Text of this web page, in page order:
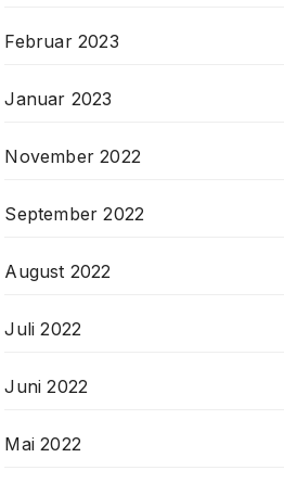
Februar 2023
Januar 2023
November 2022
September 2022
August 2022
Juli 2022
Juni 2022
Mai 2022